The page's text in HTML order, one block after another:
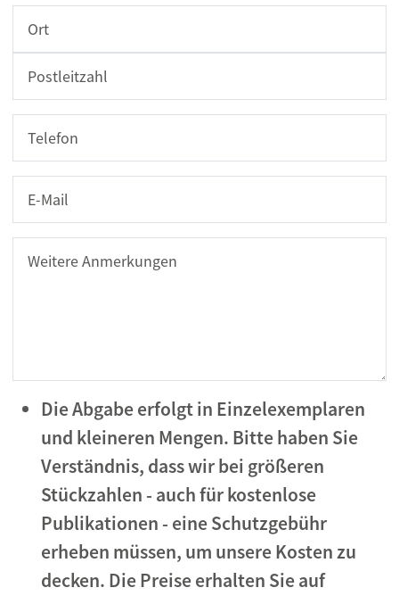
Die Abgabe erfolgt in Einzelexemplaren
und kleineren Mengen. Bitte haben Sie
Verständnis, dass wir bei größeren
Stückzahlen - auch für kostenlose
Publikationen - eine Schutzgebühr
erheben müssen, um unsere Kosten zu
decken. Die Preise erhalten Sie auf